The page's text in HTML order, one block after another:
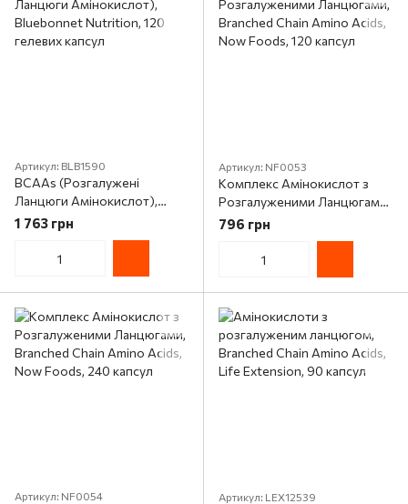
Артикул: BLB1590
BCAAs (Розгалужені
Ланцюги Амінокислот),
Bluebonnet Nutrition, 120
1 763 грн
Артикул: NF0053
Комплекс Амінокислот з
Розгалуженими Ланцюгами,
Branched Chain Amino Acids,
Now Foods, 120 капсул
796 грн
Артикул: NF0054 Артикул: LEX12539